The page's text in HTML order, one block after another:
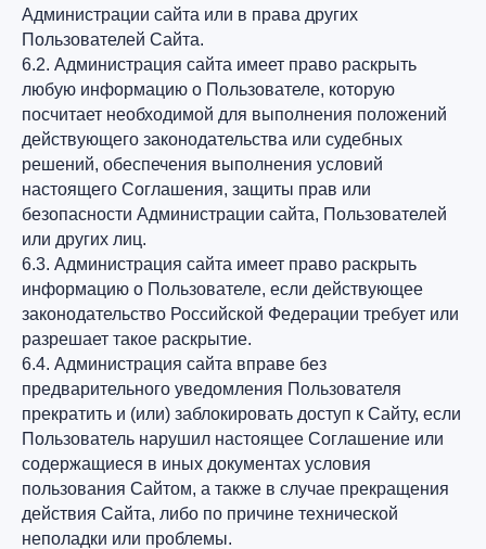
Администрации сайта или в права других
Пользователей Сайта.
6.2. Администрация сайта имеет право раскрыть
любую информацию о Пользователе, которую
посчитает необходимой для выполнения положений
действующего законодательства или судебных
решений, обеспечения выполнения условий
настоящего Соглашения, защиты прав или
безопасности Администрации сайта, Пользователей
или других лиц.
6.3. Администрация сайта имеет право раскрыть
информацию о Пользователе, если действующее
законодательство Российской Федерации требует или
разрешает такое раскрытие.
6.4. Администрация сайта вправе без
предварительного уведомления Пользователя
прекратить и (или) заблокировать доступ к Сайту, если
Пользователь нарушил настоящее Соглашение или
содержащиеся в иных документах условия
пользования Сайтом, а также в случае прекращения
действия Сайта, либо по причине технической
неполадки или проблемы.